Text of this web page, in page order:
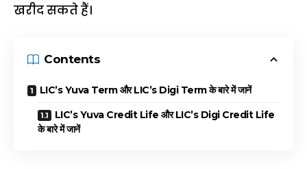
खरीद सकते हैं।
Contents
LIC’s Yuva Term और LIC’s Digi Term के बारे में जानें
LIC’s Yuva Credit Life और LIC’s Digi Credit Life
के बारे में जानें